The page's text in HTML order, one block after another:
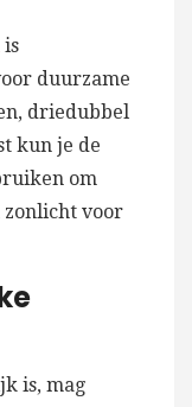
is
duurzame
driedubbel
kun je de
om
voor
is, mag